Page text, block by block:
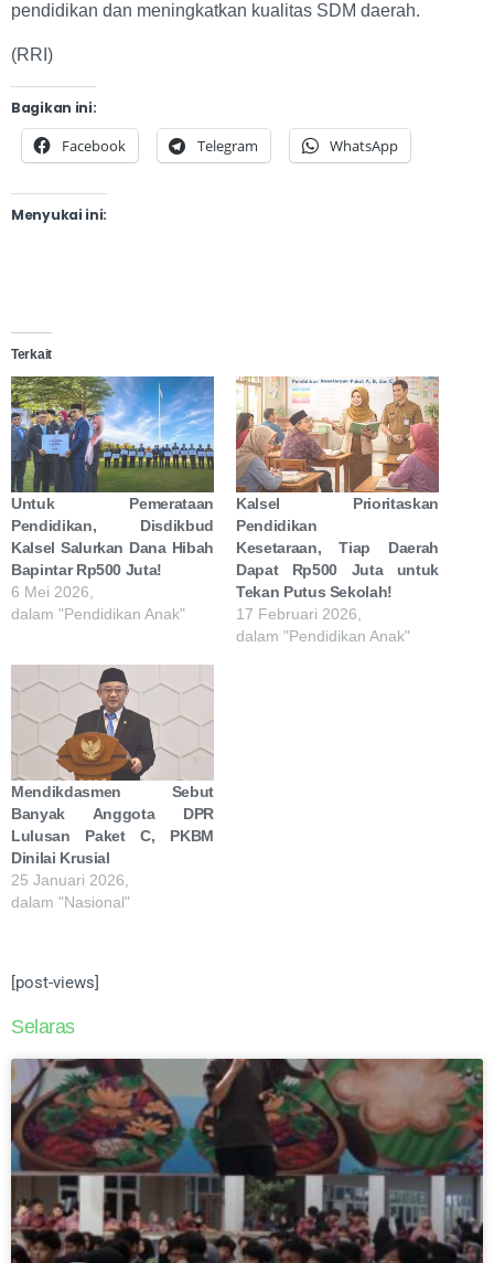
pendidikan dan meningkatkan kualitas SDM daerah.
(RRI)
Bagikan ini:
Facebook Telegram WhatsApp
Menyukai ini:
Terkait
Untuk Pemerataan
Pendidikan, Disdikbud
Kalsel Salurkan Dana Hibah
Bapintar Rp500 Juta!
6 Mei 2026,
dalam "Pendidikan Anak"
Kalsel Prioritaskan
Pendidikan
Kesetaraan, Tiap Daerah
Dapat Rp500 Juta untuk
Tekan Putus Sekolah!
17 Februari 2026,
dalam "Pendidikan Anak"
Mendikdasmen Sebut
Banyak Anggota DPR
Lulusan Paket C, PKBM
Dinilai Krusial
25 Januari 2026,
dalam "Nasional"
[post-views]
Selaras